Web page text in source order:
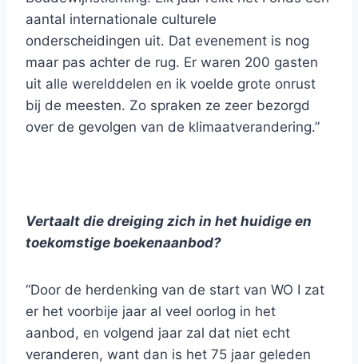
aantal internationale culturele
onderscheidingen uit. Dat evenement is nog
maar pas achter de rug. Er waren 200 gasten
uit alle werelddelen en ik voelde grote onrust
bij de meesten. Zo spraken ze zeer bezorgd
over de gevolgen van de klimaatverandering.”
Vertaalt die dreiging zich in het huidige en
toekomstige boekenaanbod?
“Door de herdenking van de start van WO I zat
er het voorbije jaar al veel oorlog in het
aanbod, en volgend jaar zal dat niet echt
veranderen, want dan is het 75 jaar geleden